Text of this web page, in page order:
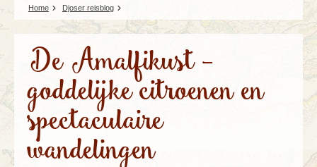
Home Djoser reisblog
De Amalfikust -
goddelijke citroenen en
spectaculaire
wandelingen